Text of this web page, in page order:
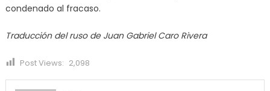
condenado al fracaso.
Traducción del ruso de Juan Gabriel Caro Rivera
Post Views: 2,098